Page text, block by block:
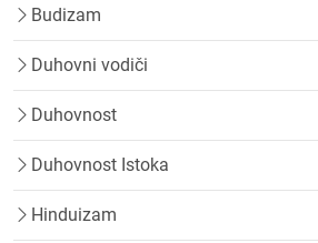
Budizam
Duhovni vodiči
Duhovnost
Duhovnost Istoka
Hinduizam